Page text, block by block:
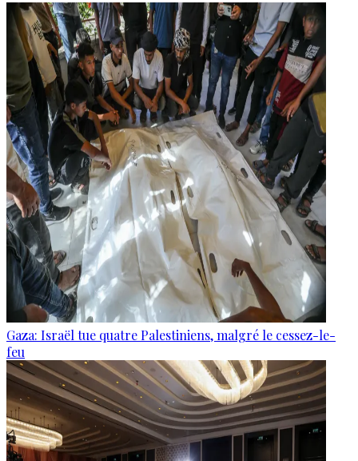
Gaza: Israël tue quatre Palestiniens, malgré le cessez-le-
feu